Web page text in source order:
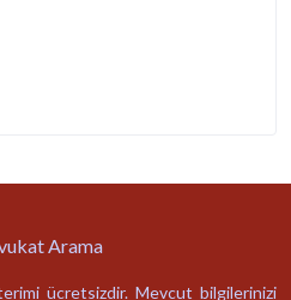
ücretsizdir. Mevcut bilgilerinizi